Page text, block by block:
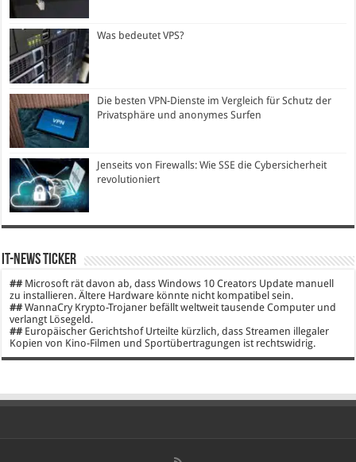
Was bedeutet VPS?
Die besten VPN-Dienste im Vergleich für Schutz der
Privatsphäre und anonymes Surfen
Jenseits von Firewalls: Wie SSE die Cybersicherheit
revolutioniert
IT-News Ticker
## Microsoft rät davon ab, dass Windows 10 Creators Update manuell
zu installieren. Ältere Hardware könnte nicht kompatibel sein.
## WannaCry Krypto-Trojaner befällt weltweit tausende Computer und
verlangt Lösegeld.
## Europäischer Gerichtshof Urteilte kürzlich, dass Streamen illegaler
Kopien von Kino-Filmen und Sportübertragungen ist rechtswidrig.